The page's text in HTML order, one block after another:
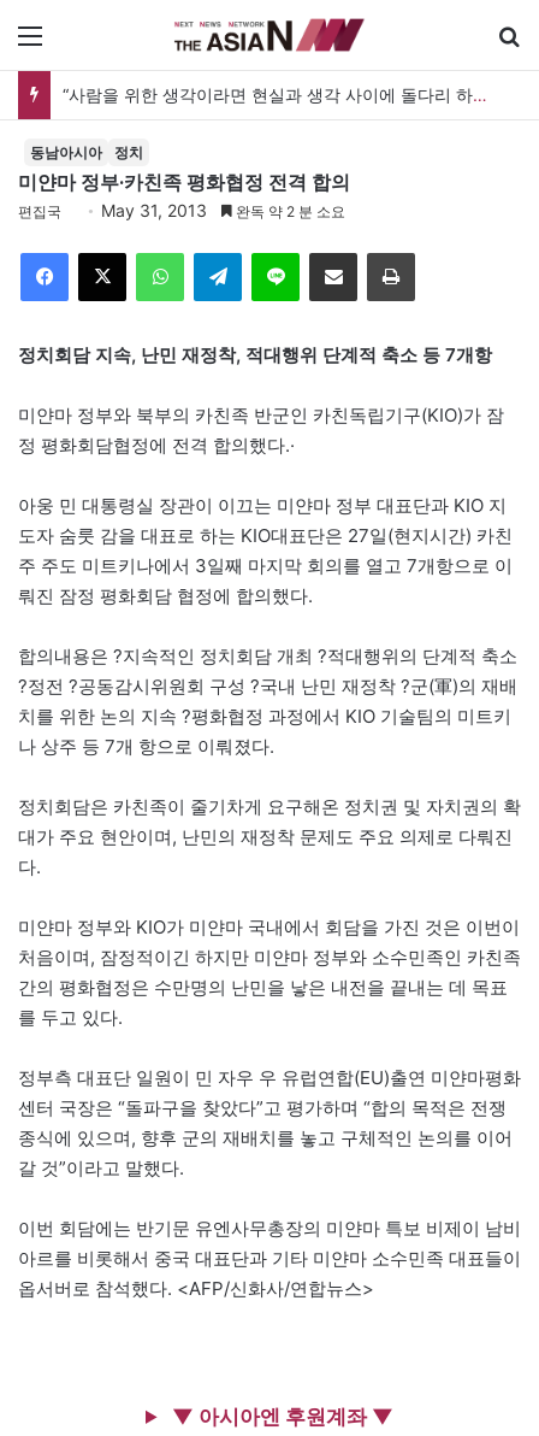
“사람을 위한 생각이라면 현실과 생각 사이에 돌다리 하나는 놓아야 하지 않을까”
동남아시아 정치
미얀마 정부·카친족 평화협정 전격 합의
편집국 May 31, 2013 완독 약 2 분 소요
Telegram 이메일
정치회담 지속, 난민 재정착, 적대행위 단계적 축소 등 7개항
미얀마 정부와 북부의 카친족 반군인 카친독립기구(KIO)가 잠
정 평화회담협정에 전격 합의했다.·
아웅 민 대통령실 장관이 이끄는 미얀마 정부 대표단과 KIO 지
도자 숨룻 감을 대표로 하는 KIO대표단은 27일(현지시간) 카친
주 주도 미트키나에서 3일째 마지막 회의를 열고 7개항으로 이
뤄진 잠정 평화회담 협정에 합의했다.
합의내용은 ?지속적인 정치회담 개최 ?적대행위의 단계적 축소
?정전 ?공동감시위원회 구성 ?국내 난민 재정착 ?군(軍)의 재배
치를 위한 논의 지속 ?평화협정 과정에서 KIO 기술팀의 미트키
나 상주 등 7개 항으로 이뤄졌다.
정치회담은 카친족이 줄기차게 요구해온 정치권 및 자치권의 확
대가 주요 현안이며, 난민의 재정착 문제도 주요 의제로 다뤄진
다.
미얀마 정부와 KIO가 미얀마 국내에서 회담을 가진 것은 이번이
처음이며, 잠정적이긴 하지만 미얀마 정부와 소수민족인 카친족
간의 평화협정은 수만명의 난민을 낳은 내전을 끝내는 데 목표
를 두고 있다.
정부측 대표단 일원이 민 자우 우 유럽연합(EU)출연 미얀마평화
센터 국장은 “돌파구을 찾았다”고 평가하며 “합의 목적은 전쟁
종식에 있으며, 향후 군의 재배치를 놓고 구체적인 논의를 이어
갈 것”이라고 말했다.
이번 회담에는 반기문 유엔사무총장의 미얀마 특보 비제이 남비
아르를 비롯해서 중국 대표단과 기타 미얀마 소수민족 대표들이
옵서버로 참석했다. <AFP/신화사/연합뉴스>
▼ 아시아엔 후원계좌 ▼